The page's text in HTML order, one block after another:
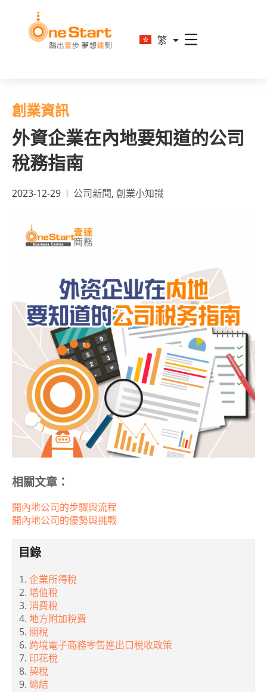
繁
简
創業資訊
外資企業在內地要知道的公司
稅務指南
2023-12-29 公司新聞, 創業小知識
相關文章：
開內地公司的步驟與流程
開內地公司的優勢與挑戰
目錄
企業所得稅
增值稅
消費稅
地方附加稅費
關稅
跨境電子商務零售進出口稅收政策
印花稅
契稅
總結